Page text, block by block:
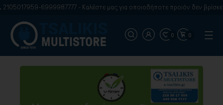
6999987777 - Καλέστε μας για οποιοδήποτε προιόν δεν βρίσκετε
0 0